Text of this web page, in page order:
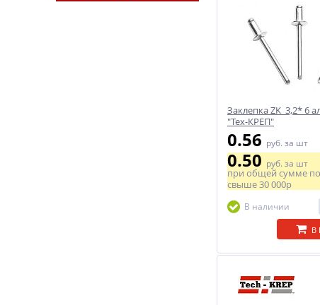
Заклепка ZK 3,2* 6
"Тех-КРЕП"
0.56 руб. за шт
0.50руб. за шт
при общей сумме
свыше30 000р
В наличии
В